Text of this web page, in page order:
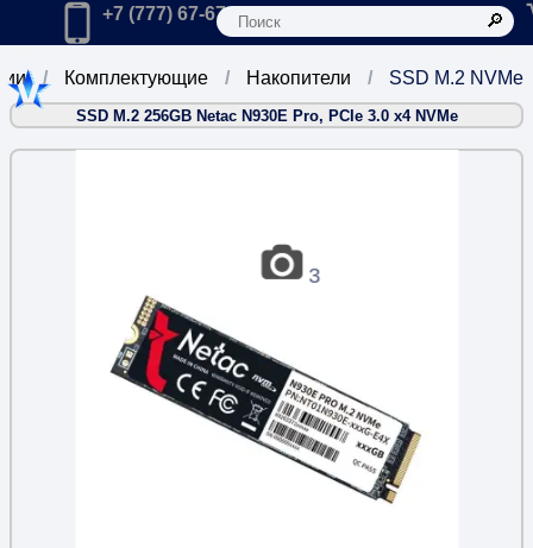
Главная
Позвонить в компанию по телефону:
+7 (777) 67-67-666
SSD M.2 NVMe
Накопители
Комплектующие
SSD M.2 256GB Netac N930E Pro, PCIe 3.0 x4 NVMe